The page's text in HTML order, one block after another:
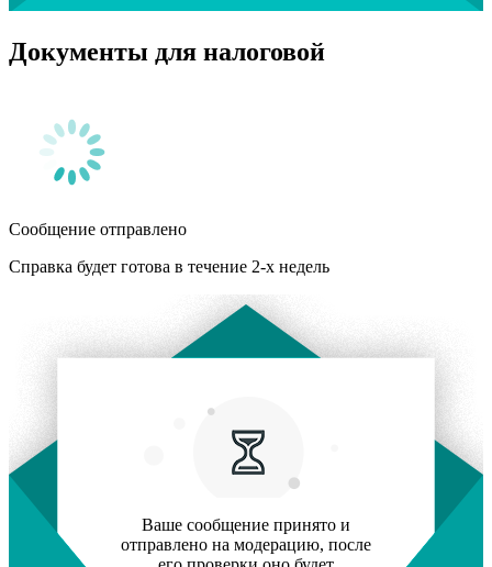
Ваше сообщение принято и
отправлено на модерацию, после
Документы для налоговой
Сообщение отправлено
Справка будет готова в течение 2-х недель